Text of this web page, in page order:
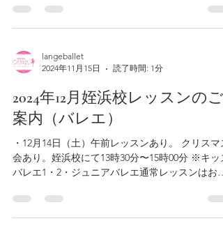
日（日）第5週目の為お休み ・12月30日（月）第5
週目の為お休み...
langeballet
2024年11月15日
読了時間: 1分
2024年12月姪浜校レッスンのご
案内（バレエ）
・12月14日（土）午前レッスンあり。 クリスマス
会あり。姪浜校にて13時30分〜15時00分 ※キッズ
バレエ1・2・ジュニアバレエ通常レッスンはお休
み ・12月30日（月）第5週目の為お休み...